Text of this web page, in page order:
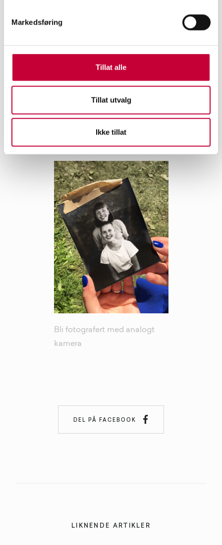
Markedsføring
Tillat alle
Tillat utvalg
Ikke tillat
Kurs: Polaroid transfer
Bli fotografert med analogt
kamera
DEL PÅ FACEBOOK 
LIKNENDE ARTIKLER